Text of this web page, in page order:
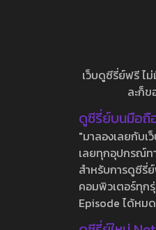
เว็บดูซีรี่ย์ฟรี ไ
ละก็ข
ดูซีรี่ย์บนมือถื
"มาลองเลยกับ
เลยทุกอุปกรณ์ท
สำหรับการดูซีรี่
คอมพิวเตอร์ทุก
Episode ได้หม